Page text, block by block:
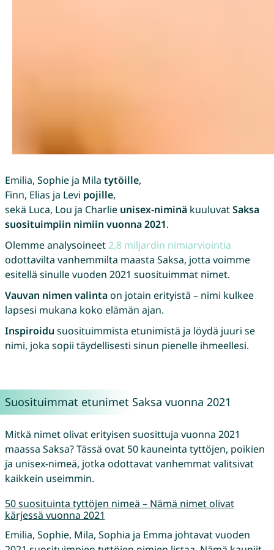
Emilia, Sophie ja Mila tytöille,
Finn, Elias ja Levi pojille,
sekä Luca, Lou ja Charlie unisex-niminäkuuluvatSaksa
suosituimpiin nimiin vuonna 2021.
Olemme analysoineet2,8 miljardin nimiarviointia
odottavilta vanhemmilta maasta Saksa, jotta voimme
esitellä sinulle vuoden 2021 suosituimmat nimet.
Vauvan nimen valintaon jotain erityistä – nimi kulkee
lapsesi mukana koko elämän ajan.
Inspiroidu suosituimmista etunimistä ja löydä juuri se
nimi, joka sopii täydellisesti sinun pienelle ihmeellesi.
Suosituimmat etunimet Saksa vuonna 2021
Mitkä nimet olivat erityisen suosittuja vuonna 2021
maassa Saksa? Tässä ovat 50 kauneinta tyttöjen, poikien
ja unisex-nimeä, jotka odottavat vanhemmat valitsivat
kaikkein useimmin.
50 suosituinta tyttöjen nimeä – Nämä nimet olivat
kärjessä vuonna 2021
Emilia, Sophie, Mila, Sophia ja Emma johtavat vuoden